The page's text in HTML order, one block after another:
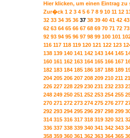
Hier klicken, um einen Eintrag zu
Zur�ck 1 2 3 4 5 6 7 8 9 10 11 12
32 33 34 35 36 37 38 39 40 41 42 43
62 63 64 65 66 67 68 69 70 71 72 73
92 93 94 95 96 97 98 99 100 101
116 117 118 119 120 121 122 123
138 139 140 141 142 143 144 145
160 161 162 163 164 165 166 167
182 183 184 185 186 187 188 189
204 205 206 207 208 209 210 211
226 227 228 229 230 231 232 233
248 249 250 251 252 253 254 255
270 271 272 273 274 275 276 277
292 293 294 295 296 297 298 299
314 315 316 317 318 319 320 321
336 337 338 339 340 341 342 343
358 359 360 361 362 363 364 365